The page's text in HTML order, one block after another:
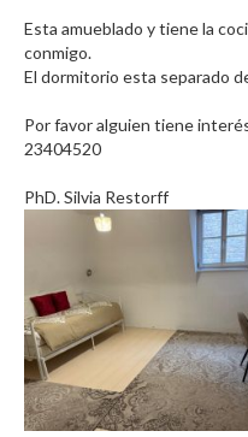
Esta amueblado y tiene la
conmigo.
El dormitorio esta separado
Por favor alguien tiene
23404520
PhD. Silvia Restorff